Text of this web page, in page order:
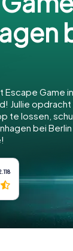
Game
Jullie
te lossen,
bei